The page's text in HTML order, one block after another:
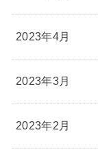
2023年4月
2023年3月
2023年2月